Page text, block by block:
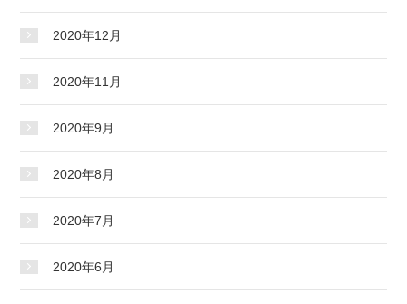
2020年12月
2020年11月
2020年9月
2020年8月
2020年7月
2020年6月